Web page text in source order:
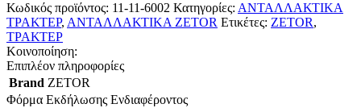
Κωδικός προϊόντος: 11-11-6002 Κατηγορίες: ΑΝΤΑΛΛΑΚΤΙΚΑ
ΤΡΑΚΤΕΡ, ΑΝΤΑΛΛΑΚΤΙΚΑ ZETOR Ετικέτες: ZETOR,
ΤΡΑΚΤΕΡ
Κοινοποίηση:
Επιπλέον πληροφορίες
Brand ZETOR
Φόρμα Εκδήλωσης Ενδιαφέροντος